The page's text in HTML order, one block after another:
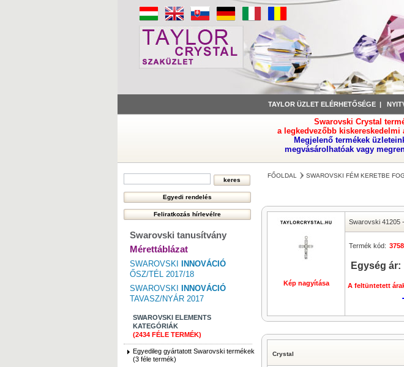
TAYLOR ÜZLET ELÉRHETŐSÉGE |
Swarovski Crystal
a legkedvezőbb
Megjelenő termékek
megvásárolhatóak vagy
Swarovski tanusítvány
Mérettáblázat
SWAROVSKI
INNOVÁCIÓ
ŐSZ/TÉL 2017/18
SWAROVSKI
INNOVÁCIÓ
TAVASZ/NYÁR 2017
SWAROVSKI ELEMENTS
KATEGÓRIÁK
(2434 FÉLE TERMÉK)
Egyedileg gyártatott Swarovski termékek
(3 féle termék)
FŐOLDAL SWAROVSKI FÉM KERETBE
Kép nagyítása
Swarovski 41205 -
Termék kód:
Egység ár:
A feltüntetett
Crystal